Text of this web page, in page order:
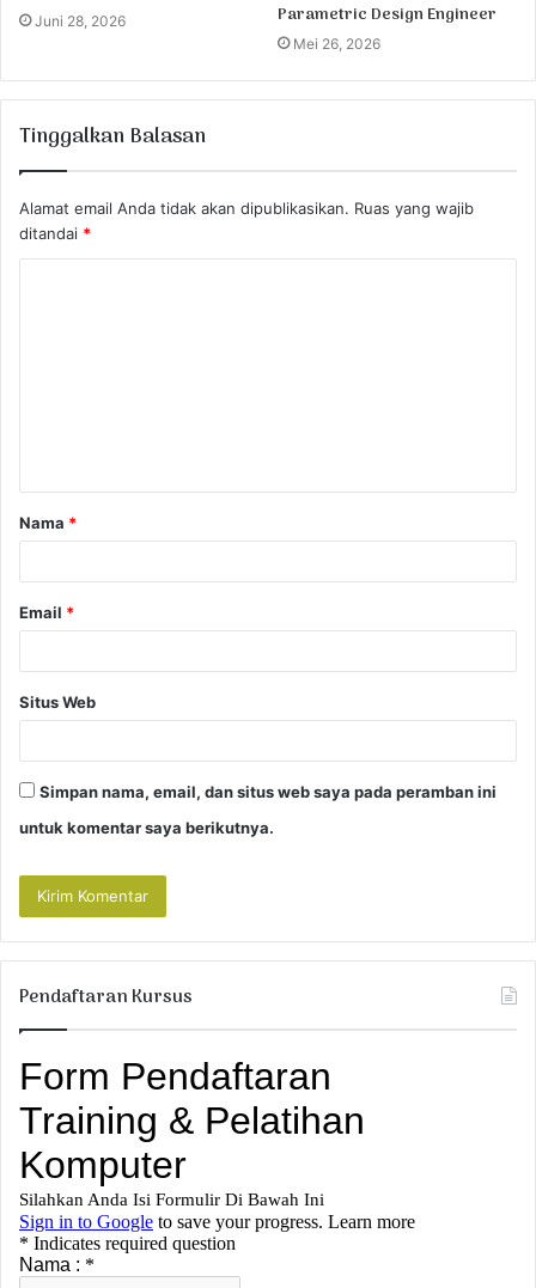
Juni 28, 2026
Parametric Design Engineer
Mei 26, 2026
Tinggalkan Balasan
Alamat email Anda tidak akan dipublikasikan. Ruas yang wajib
ditandai *
a
r
Nama *
Email *
Situs Web
Simpan nama, email, dan situs web saya pada peramban ini
untuk komentar saya berikutnya.
Pendaftaran Kursus